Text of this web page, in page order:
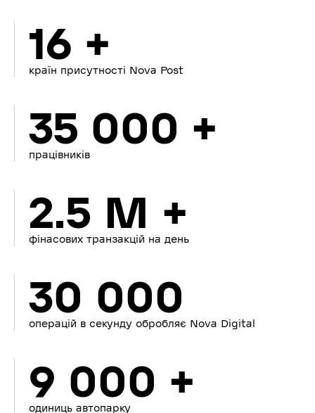
16 +
країн присутності Nova Post
35 000 +
працівників
2.5 M +
фінасових транзакцій на день
30 000
операцій в секунду обробляє Nova Digital
9 000 +
одиниць автопарку